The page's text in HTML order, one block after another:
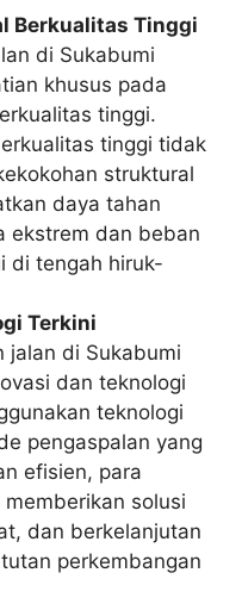
Berkualitas Tinggi
di Sukabumi
khusus pada
tinggi.
tinggi tidak
struktural
daya tahan
ekstrem dan beban
di tengah hiruk-
Terkini
jalan di Sukabumi
dan teknologi
teknologi
pengaspalan yang
efisien, para
solusi
dan berkelanjutan
perkembangan